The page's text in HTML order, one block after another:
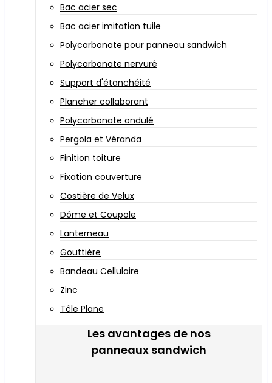
Bac acier sec
Bac acier imitation tuile
Polycarbonate pour panneau sandwich
Polycarbonate nervuré
Support d'étanchéité
Plancher collaborant
Polycarbonate ondulé
Pergola et Véranda
Finition toiture
Fixation couverture
Costière de Velux
Dôme et Coupole
Lanterneau
Gouttière
Bandeau Cellulaire
Zinc
Tôle Plane
Les avantages de nos
panneaux sandwich